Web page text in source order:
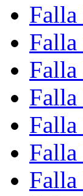
Falla
Falla
Falla